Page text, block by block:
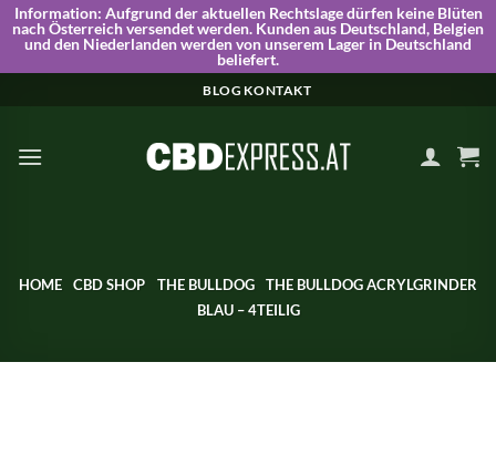
Information: Aufgrund der aktuellen Rechtslage dürfen keine Blüten
nach Österreich versendet werden. Kunden aus Deutschland, Belgien
und den Niederlanden werden von unserem Lager in Deutschland
beliefert.
BLOG KONTAKT
HOME CBD SHOP THE BULLDOG
THE BULLDOG ACRYLGRINDER
BLAU – 4TEILIG